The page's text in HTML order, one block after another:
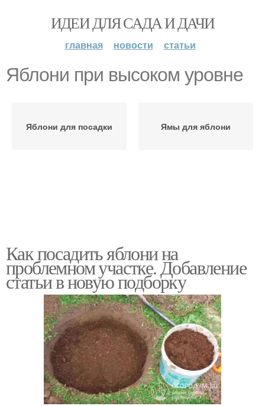
ИДЕИ ДЛЯ САДА И ДАЧИ
главная новости статьи
Яблони при высоком уровне
Яблони для посадки Ямы для яблони
Как посадить яблони на
проблемном участке. Добавление
статьи в новую подборку